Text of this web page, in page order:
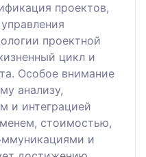
проектов,
проектной
цикл и
Особое внимание
анализу,
и интеграцией
стоимостью,
и